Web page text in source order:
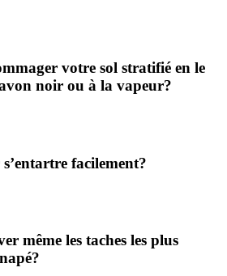
votre sol stratifié en le
noir ou à la vapeur?
facilement?
même les taches les plus